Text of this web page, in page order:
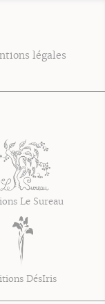
légales
Le Sureau
DésIris